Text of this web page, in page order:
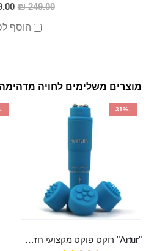
249.00 ₪
₪
הוסף
מוצרים משלימים לחויה מדהימה
-31%
"Artur" רוקט פוקט מקצועי חזק במיוחד
-51%